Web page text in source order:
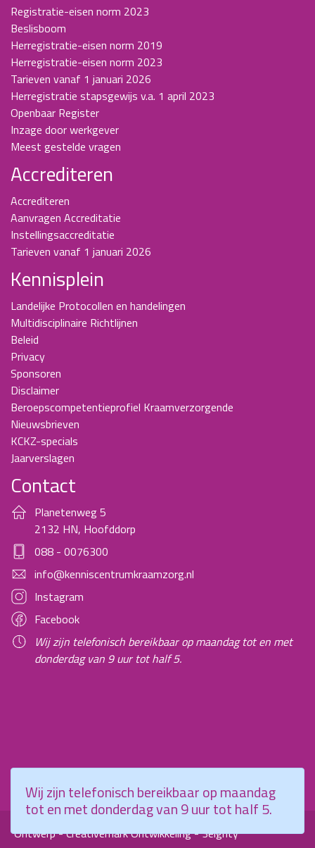
Registratie-eisen norm 2023
Beslisboom
Herregistratie-eisen norm 2019
Herregistratie-eisen norm 2023
Tarieven vanaf 1 januari 2026
Herregistratie stapsgewijs v.a. 1 april 2023
Openbaar Register
Inzage door werkgever
Meest gestelde vragen
Accrediteren
Accrediteren
Aanvragen Accreditatie
Instellingsaccreditatie
Tarieven vanaf 1 januari 2026
Kennisplein
Landelijke Protocollen en handelingen
Multidisciplinaire Richtlijnen
Beleid
Privacy
Sponsoren
Disclaimer
Beroepscompetentieprofiel Kraamverzorgende
Nieuwsbrieven
KCKZ-specials
Jaarverslagen
Contact
Planetenweg 5
2132 HN, Hoofddorp
088 - 0076300
info@kenniscentrumkraamzorg.nl
Instagram
Facebook
Wij zijn telefonisch bereikbaar op maandag tot en met
donderdag van 9 uur tot half 5.
Ontwerp - CreativemarkOntwikkeling - 3eighty
Wij zijn telefonisch bereikbaar op maandag
tot en met donderdag van 9 uur tot half 5.